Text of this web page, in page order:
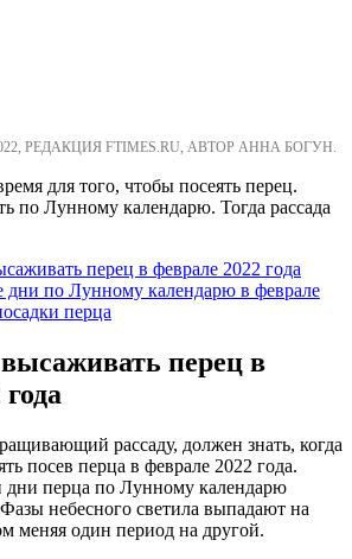
РЕДАКЦИЯ FTIMES.RU, АВТОР АННА БОГУН.
для того, чтобы посеять перец.
по Лунному календарю. Тогда рассада
перец в феврале 2022 года
дни по Лунному календарю в феврале
перца
перец в
рассаду, должен знать, когда
посев перца в феврале 2022 года.
дни перца по Лунному календарю
небесного светила выпадают на
меняя один период на другой.